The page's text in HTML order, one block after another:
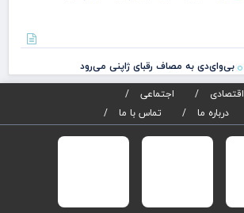
صدور آنی کارت سوخت به کجا رسید؟
اقتصادی
اجتماعی
درباره ما تماس با ما